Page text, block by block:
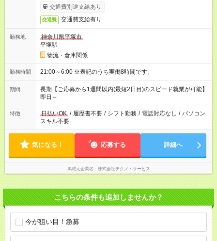
交通費別途支給あり
交通費 交通費支給有り
勤務地
神奈川県平塚市
平塚駅
物流・倉庫関係
勤務時間 21:00～6:00 ※表記のうち実働8時間です。
期間
長期【ご応募から1週間以内(最短2日目)のスピード就業が可能】
即日～
特徴 日払いOK / 履歴書不要 / シフト勤務 / 電話対応なし / パソコン
スキル不要
気になる！ 応募する 詳細へ
掲載元企業名 株式会社テクノ・サービス
こちらの条件も追加しませんか？
今が狙い目！急募